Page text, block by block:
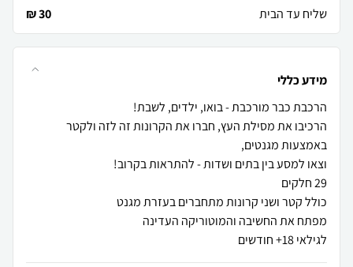
שליח עד הבית
30 ₪
מידע כללי
הרכיבו את מסילת העץ, חברו את הקרונות זה לזה ולקטר
לגילאי 18+ חודשים